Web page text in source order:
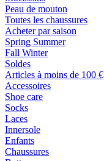
Peau de mouton
Toutes les chaussures
Acheter par saison
Spring Summer
Fall Winter
Soldes
Articles à moins de 100 €
Accessoires
Shoe care
Socks
Laces
Innersole
Enfants
Chaussures